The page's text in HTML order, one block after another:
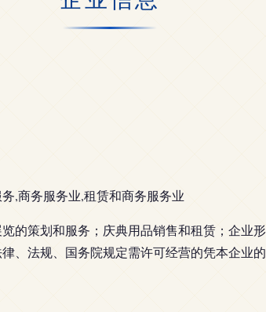
,商务服务业,租赁和商务服务业
的策划和服务；庆典用品销售和租赁；企业
、法规、国务院规定需许可经营的凭本企业的